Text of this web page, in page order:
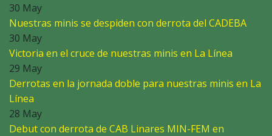
30 May
Nuestras minis se despiden con derrota del CADEBA
30 May
Victoria en el cruce de nuestras minis en La Línea
29 May
Derrotas en la jornada doble para nuestras minis en La
Línea
28 May
Debut con derrota de CAB Linares MIN-FEM en